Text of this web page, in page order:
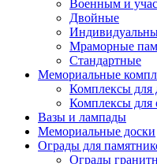
Военным и
Двойные
Мраморные
Стандартные
Мемориальные
Комплексы для
Комплексы для
Вазы и лампады
Мемориальные доски
Ограды для
Ограды